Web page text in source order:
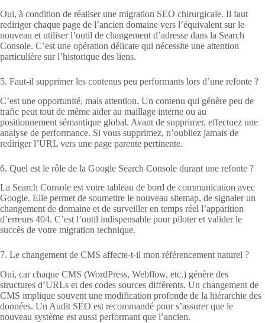
Oui, à condition de réaliser une migration SEO chirurgicale. Il faut
rediriger chaque page de l’ancien domaine vers l’équivalent sur le
nouveau et utiliser l’outil de changement d’adresse dans la Search
Console. C’est une opération délicate qui nécessite une attention
particulière sur l’historique des liens.
5. Faut-il supprimer les contenus peu performants lors d’une refonte ?
C’est une opportunité, mais attention. Un contenu qui génère peu de
trafic peut tout de même aider au maillage interne ou au
positionnement sémantique global. Avant de supprimer, effectuez une
analyse de performance. Si vous supprimez, n’oubliez jamais de
rediriger l’URL vers une page parente pertinente.
6. Quel est le rôle de la Google Search Console durant une refonte ?
La Search Console est votre tableau de bord de communication avec
Google. Elle permet de soumettre le nouveau sitemap, de signaler un
changement de domaine et de surveiller en temps réel l’apparition
d’erreurs 404. C’est l’outil indispensable pour piloter et valider le
succès de votre migration technique.
7. Le changement de CMS affecte-t-il mon référencement naturel ?
Oui, car chaque CMS (WordPress, Webflow, etc.) génère des
structures d’URLs et des codes sources différents. Un changement de
CMS implique souvent une modification profonde de la hiérarchie des
données. Un Audit SEO est recommandé pour s’assurer que le
nouveau système est aussi performant que l’ancien.